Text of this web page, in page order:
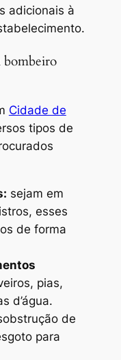
adicionais à
bombeiro
Cidade de
tipos de
sejam em
esses
de forma
pias,
d’água.
de
para